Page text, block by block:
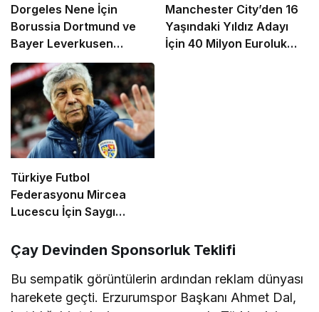
Dorgeles Nene İçin
Borussia Dortmund ve
Bayer Leverkusen
Devreye Girdi
Manchester City’den 16
Yaşındaki Yıldız Adayı
İçin 40 Milyon Euroluk
Türkiye Futbol
Federasyonu Mircea
Lucescu İçin Saygı
Çay Devinden Sponsorluk Teklifi
Bu sempatik görüntülerin ardından reklam dünyası
harekete geçti. Erzurumspor Başkanı Ahmet Dal,